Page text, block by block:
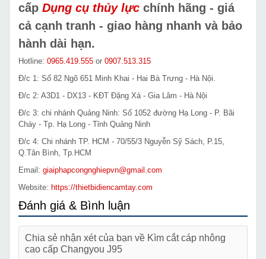
cấp Dụng cụ thủy lực chính hãng - giá
cả cạnh tranh - giao hàng nhanh và bảo
hành dài hạn.
Hotline: 0965.419.555 or 0907.513.315
Đ/c 1: Số 82 Ngõ 651 Minh Khai - Hai Bà Trưng - Hà Nội.
Đ/c 2: A3D1 - DX13 - KĐT Đặng Xá - Gia Lâm - Hà Nội
Đ/c 3: chi nhánh Quảng Ninh: Số 1052 đường Hạ Long - P. Bãi
Cháy - Tp. Hạ Long - Tỉnh Quảng Ninh
Đ/c 4: Chi nhánh TP. HCM - 70/55/3 Nguyễn Sỹ Sách, P.15,
Q.Tân Bình, Tp.HCM
Email: giaiphapcongnghiepvn@gmail.com
Website: https://thietbidiencamtay.com
Đánh giá & Bình luận
Chia sẻ nhận xét của bạn về Kìm cắt cáp nhông
cao cấp Changyou J95